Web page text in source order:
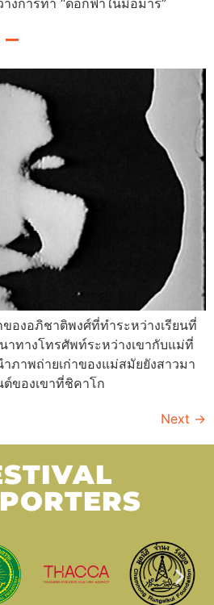
งการทำ “ดอกฟ้าในมือมาร”
องอภิชาติพงศ์ที่ทำระหว่างเรียนที่
ทางโทรศัพท์ระหว่างเขากับแม่ที่
ภาพถ่ายเก่าของแม่สมัยยังสาวมา
ของเขาที่ชิคาโก
Next →